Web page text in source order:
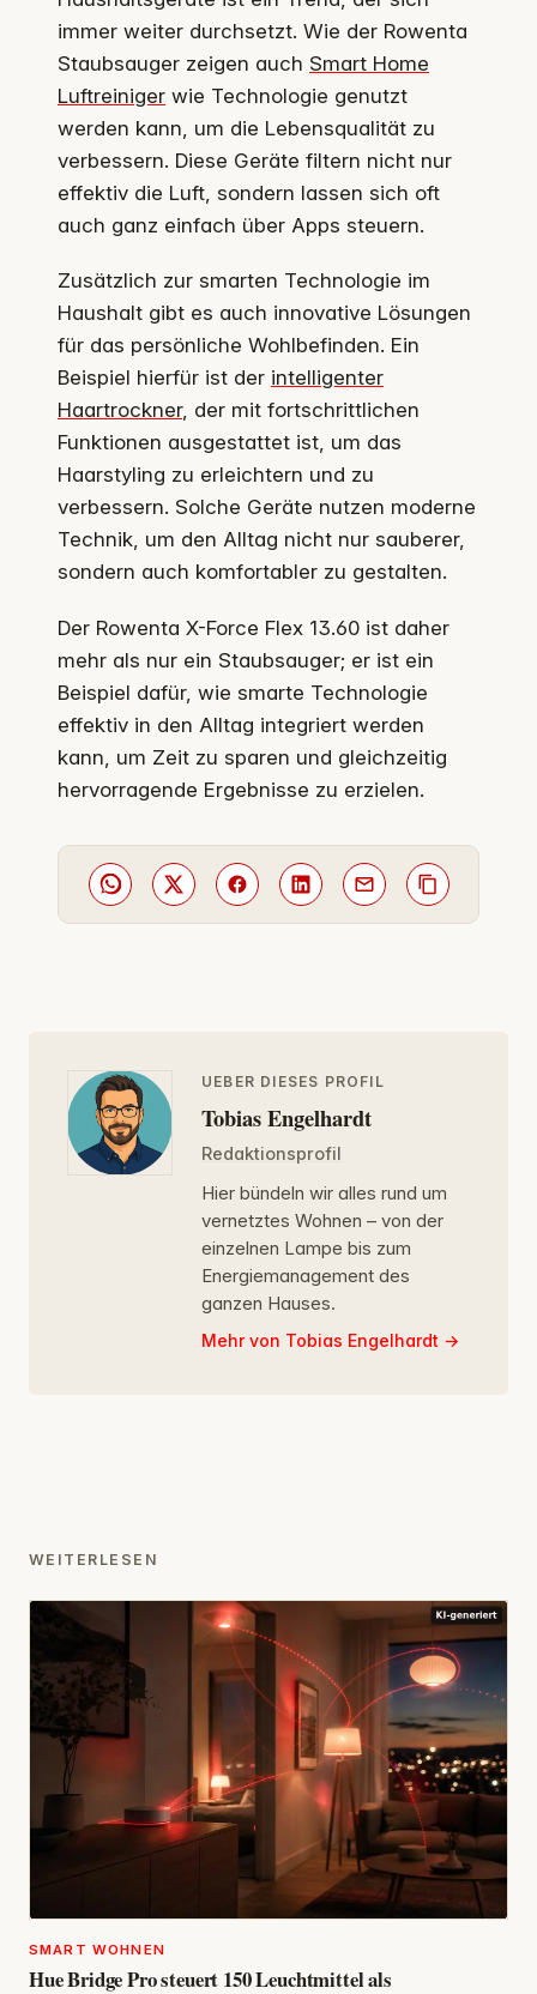
immer weiter durchsetzt. Wie der Rowenta
Staubsauger zeigen auch Smart Home
Luftreiniger wie Technologie genutzt
werden kann, um die Lebensqualität zu
verbessern. Diese Geräte filtern nicht nur
effektiv die Luft, sondern lassen sich oft
auch ganz einfach über Apps steuern.
Zusätzlich zur smarten Technologie im
Haushalt gibt es auch innovative Lösungen
für das persönliche Wohlbefinden. Ein
Beispiel hierfür ist der intelligenter
Haartrockner, der mit fortschrittlichen
Funktionen ausgestattet ist, um das
Haarstyling zu erleichtern und zu
verbessern. Solche Geräte nutzen moderne
Technik, um den Alltag nicht nur sauberer,
sondern auch komfortabler zu gestalten.
Der Rowenta X-Force Flex 13.60 ist daher
mehr als nur ein Staubsauger; er ist ein
Beispiel dafür, wie smarte Technologie
effektiv in den Alltag integriert werden
kann, um Zeit zu sparen und gleichzeitig
hervorragende Ergebnisse zu erzielen.
UEBER DIESES PROFIL
Tobias Engelhardt
Redaktionsprofil
Hier bündeln wir alles rund um
vernetztes Wohnen – von der
einzelnen Lampe bis zum
Energiemanagement des
ganzen Hauses.
Mehr von Tobias Engelhardt
WEITERLESEN
SMART WOHNEN
Hue Bridge Pro steuert 150 Leuchtmittel als